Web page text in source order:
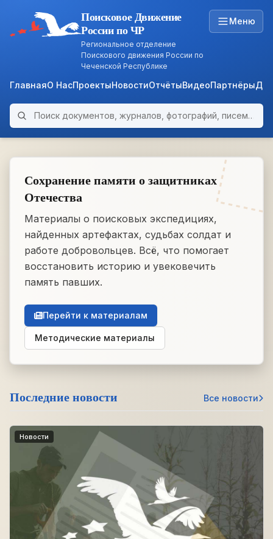
ARCHIVE
Поисковое Движение
России по ЧР
Региональное отделение
Поискового движения России по
Чеченской Республике
Меню
ГлавнаяО НасПроектыНовостиОтчётыВидеоПартнёры
Поиск по архиву
Сохранение памяти о защитниках
Отечества
Материалы о поисковых экспедициях,
найденных артефактах, судьбах солдат и
работе добровольцев. Всё, что помогает
восстановить историю и увековечить
память павших.
Перейти к материалам
Методические материалы
Последние новости Все новости
Новости